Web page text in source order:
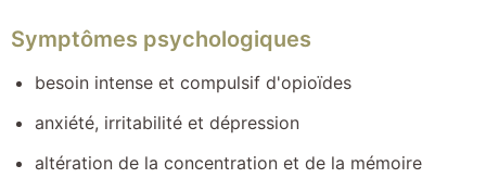
Symptômes psychologiques
besoin intense et compulsif d'opioïdes
anxiété, irritabilité et dépression
altération de la concentration et de la mémoire